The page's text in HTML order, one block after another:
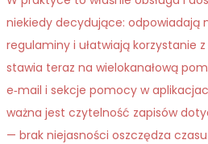
niekiedy decydujące: odpowiadają
regulaminy i ułatwiają korzystanie
stawia teraz na wielokanałową
e‑mail i sekcje pomocy w
ważna jest czytelność zapisów
— brak niejasności oszczędza